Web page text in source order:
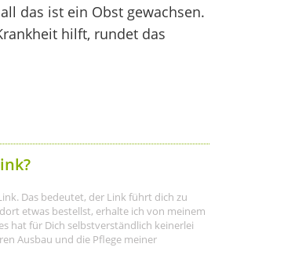
das ist ein Obst gewachsen.
hilft, rundet das
Das bedeutet, der Link führt dich zu
etwas bestellst, erhalte ich von meinem
hat für Dich selbstverständlich keinerlei
Ausbau und die Pflege meiner